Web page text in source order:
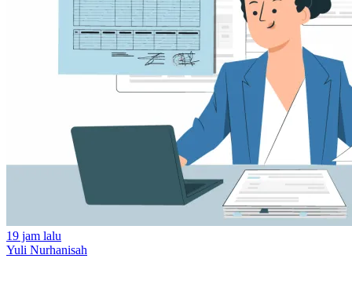
19 jam lalu
Yuli Nurhanisah